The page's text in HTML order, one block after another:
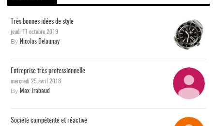
Très bonnes idées de style
jeudi 17 octobre 2019
By Nicolas Delaunay
Entreprise très professionnelle
mercredi 25 avril 2018
By Max Trabaud
Société compétente et réactive